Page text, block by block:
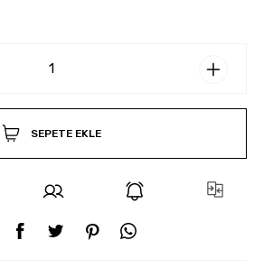
SEPETE EKLE